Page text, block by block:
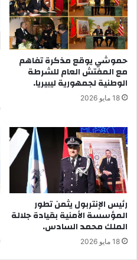
حموشي يوقع مذكرة تفاهم
مع المفتش العام للشرطة
الوطنية لجمهورية ليبيريا.
18 مايو 2026
رئيس الإنتربول يثمن تطور
المؤسسة الأمنية بقيادة جلالة
الملك محمد السادس.
18 مايو 2026